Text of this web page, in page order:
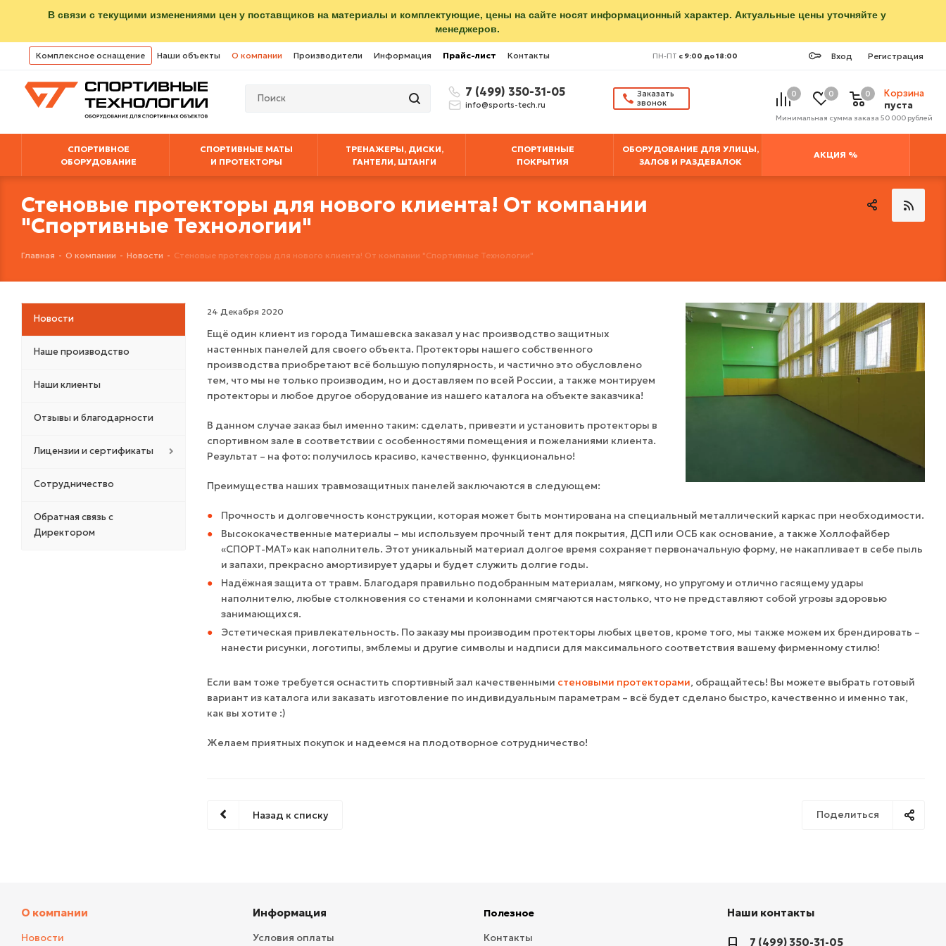
В связи с текущими изменениями цен у поставщиков на материалы и комплектующие, цены на сайте носят информационный характер. Актуальные цены уточняйте у
менеджеров.
Комплексное оснащение Наши объекты О компании Производители Информация Прайс-лист Контакты Вход Регистрация
ПН-ПТ с 9:00 до 18:00
7 (499) 350-31-05
info@sports-tech.ru
Заказать
звонок
0 0
Корзина
пуста
0
Минимальная сумма заказа 50 000 рублей
СПОРТИВНОЕ
ОБОРУДОВАНИЕ
СПОРТИВНЫЕ МАТЫ
И ПРОТЕКТОРЫ
ТРЕНАЖЕРЫ, ДИСКИ,
ГАНТЕЛИ, ШТАНГИ
СПОРТИВНЫЕ
ПОКРЫТИЯ
ОБОРУДОВАНИЕ ДЛЯ УЛИЦЫ,
ЗАЛОВ И РАЗДЕВАЛОК
АКЦИЯ %
Стеновые протекторы для нового клиента! От компании
"Спортивные Технологии"
Главная - О компании - Новости - Стеновые протекторы для нового клиента! От компании "Спортивные Технологии"
24 Декабря 2020
Ещё один клиент из города Тимашевска заказал у нас производство защитных
настенных панелей для своего объекта. Протекторы нашего собственного
производства приобретают всё большую популярность, и частично это обусловлено
тем, что мы не только производим, но и доставляем по всей России, а также монтируем
протекторы и любое другое оборудование из нашего каталога на объекте заказчика!
В данном случае заказ был именно таким: сделать, привезти и установить протекторы в
спортивном зале в соответствии с особенностями помещения и пожеланиями клиента.
Результат – на фото: получилось красиво, качественно, функционально!
Преимущества наших травмозащитных панелей заключаются в следующем:
Прочность и долговечность конструкции, которая может быть монтирована на специальный металлический каркас при необходимости.
Высококачественные материалы – мы используем прочный тент для покрытия, ДСП или ОСБ как основание, а также Холлофайбер
«СПОРТ-МАТ» как наполнитель. Этот уникальный материал долгое время сохраняет первоначальную форму, не накапливает в себе пыль
и запахи, прекрасно амортизирует удары и будет служить долгие годы.
Надёжная защита от травм. Благодаря правильно подобранным материалам, мягкому, но упругому и отлично гасящему удары
наполнителю, любые столкновения со стенами и колоннами смягчаются настолько, что не представляют собой угрозы здоровью
занимающихся.
Эстетическая привлекательность. По заказу мы производим протекторы любых цветов, кроме того, мы также можем их брендировать –
нанести рисунки, логотипы, эмблемы и другие символы и надписи для максимального соответствия вашему фирменному стилю!
Если вам тоже требуется оснастить спортивный зал качественными стеновыми протекторами, обращайтесь! Вы можете выбрать готовый
вариант из каталога или заказать изготовление по индивидуальным параметрам – всё будет сделано быстро, качественно и именно так,
как вы хотите :)
Желаем приятных покупок и надеемся на плодотворное сотрудничество!
Поделиться
Назад к списку
Новости
Наше производство
Наши клиенты
Отзывы и благодарности
Лицензии и сертификаты
Сотрудничество
Обратная связь с
Директором
О компании
Новости
Информация
Условия оплаты
Полезное
Контакты
Наши контакты
7 (499) 350-31-05